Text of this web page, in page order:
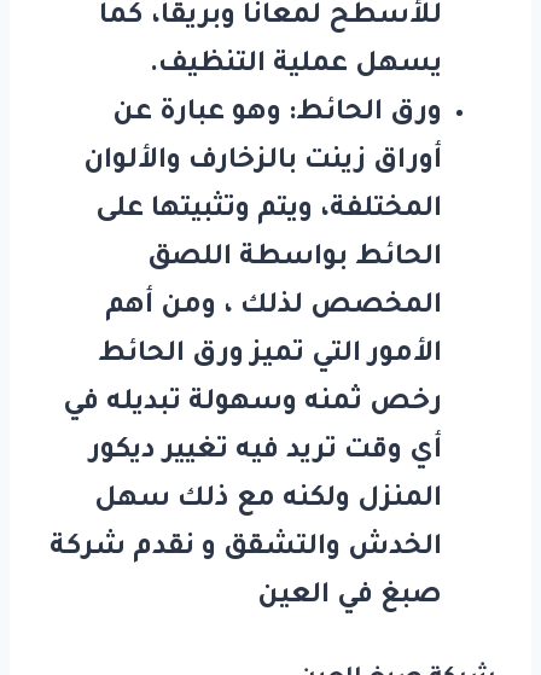
للأسطح لمعانا وبريقا، كما
يسهل عملية التنظيف.
ورق الحائط: وهو عبارة عن
أوراق زينت بالزخارف والألوان
المختلفة، ويتم وتثبيتها على
الحائط بواسطة اللصق
المخصص لذلك ، ومن أهم
الأمور التي تميز ورق الحائط
رخص ثمنه وسهولة تبديله في
أي وقت تريد فيه تغيير ديكور
المنزل ولكنه مع ذلك سهل
الخدش والتشقق و نقدم شركة
صبغ في العين